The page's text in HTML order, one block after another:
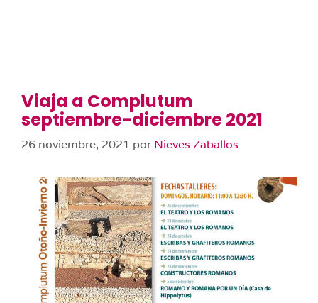
Viaja a Complutum
septiembre-diciembre 2021
26 noviembre, 2021 por Nieves Zaballos